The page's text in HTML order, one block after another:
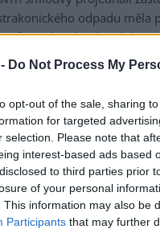
Do Not Process My
opt-out of the sale, sharing
for targeted
selection. Please note that
interest-based ads based
to third parties prior
of your personal
This information may also be
Participants that may further
odpadu měla
referendu odmítli. I další
s Pískem, řekl ČTK
A máme i další nabídky
odpadu. A kdybychom
10 000 tun," uvedl
odpadu, zda na
odmítli obyvatelé,
současně teplo a